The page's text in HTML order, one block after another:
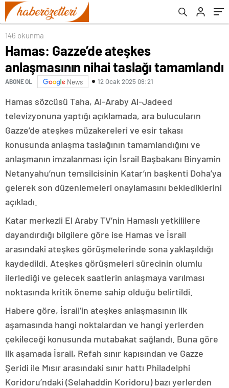
146 okunma
Hamas: Gazze’de ateşkes
anlaşmasının nihai taslağı tamamlandı
ABONE OL News 12 Ocak 2025 09:21
Hamas sözcüsü Taha, Al-Araby Al-Jadeed
televizyonuna yaptığı açıklamada, ara bulucuların
Gazze’de ateşkes müzakereleri ve esir takası
konusunda anlaşma taslağının tamamlandığını ve
anlaşmanın imzalanması için İsrail Başbakanı Binyamin
Netanyahu’nun temsilcisinin Katar’ın başkenti Doha’ya
gelerek son düzenlemeleri onaylamasını beklediklerini
açıkladı.
Katar merkezli El Araby TV’nin Hamaslı yetkililere
dayandırdığı bilgilere göre ise Hamas ve İsrail
arasındaki ateşkes görüşmelerinde sona yaklaşıldığı
kaydedildi. Ateşkes görüşmeleri sürecinin olumlu
ilerlediği ve gelecek saatlerin anlaşmaya varılması
noktasında kritik öneme sahip olduğu belirtildi.
Habere göre, İsrail’in ateşkes anlaşmasının ilk
aşamasında hangi noktalardan ve hangi yerlerden
çekileceği konusunda mutabakat sağlandı. Buna göre
ilk aşamada İsrail, Refah sınır kapısından ve Gazze
Şeridi ile Mısır arasındaki sınır hattı Philadelphi
Koridoru’ndaki (Selahaddin Koridoru) bazı yerlerden